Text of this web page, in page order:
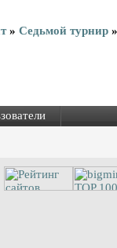
» Седьмой турнир »